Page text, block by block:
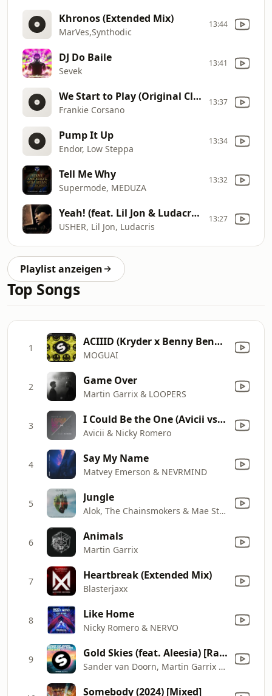
Khronos (Extended Mix)
MarVes,Synthodic
13:44
DJ Do Baile
Sevek
13:41
We Start to Play (Original Club Mix)
Frankie Corsano
13:37
Pump It Up
Endor, Low Steppa
13:34
Tell Me Why
Supermode, MEDUZA
13:32
Yeah! (feat. Lil Jon & Ludacris)
USHER, Lil Jon, Ludacris
13:27
Playlist anzeigen
Top Songs
1 ACIIID (Kryder x Benny Benassi Remix)
MOGUAI
2 Game Over
Martin Garrix & LOOPERS
3 I Could Be the One (Avicii vs. Nicky Romero) [Nicktim Radio Edit]
Avicii & Nicky Romero
4 Say My Name
Matvey Emerson & NEVRMIND
5 Jungle
Alok, The Chainsmokers & Mae Stephens
6 Animals
Martin Garrix
7 Heartbreak (Extended Mix)
Blasterjaxx
8 Like Home
Nicky Romero & NERVO
9 Gold Skies (feat. Aleesia) [Radio Edit]
Sander van Doorn, Martin Garrix & DVBBS
Somebody (2024) [Mixed]